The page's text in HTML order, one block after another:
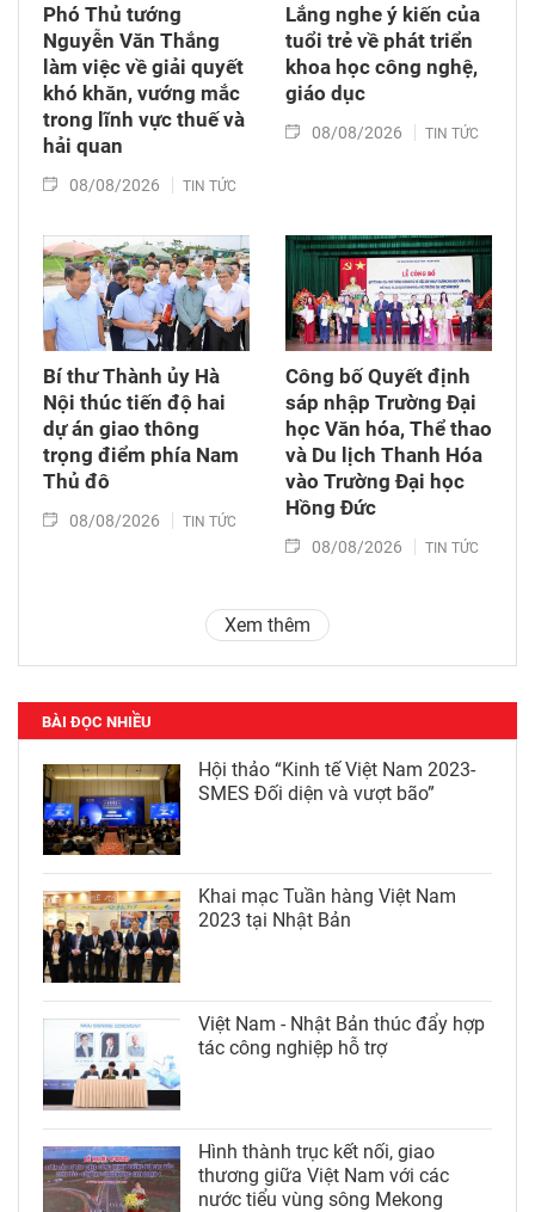
Phó Thủ tướng
Nguyễn Văn Thắng
làm việc về giải quyết
khó khăn, vướng mắc
trong lĩnh vực thuế và
hải quan
08/08/2026 TIN TỨC
Lắng nghe ý kiến của
tuổi trẻ về phát triển
khoa học công nghệ,
giáo dục
08/08/2026 TIN TỨC
Bí thư Thành ủy Hà
Nội thúc tiến độ hai
dự án giao thông
trọng điểm phía Nam
Thủ đô
08/08/2026 TIN TỨC
Công bố Quyết định
sáp nhập Trường Đại
học Văn hóa, Thể thao
và Du lịch Thanh Hóa
vào Trường Đại học
Hồng Đức
08/08/2026 TIN TỨC
Xem thêm
BÀI ĐỌC NHIỀU
Hội thảo “Kinh tế Việt Nam 2023-
SMES Đối diện và vượt bão”
Khai mạc Tuần hàng Việt Nam
2023 tại Nhật Bản
Việt Nam - Nhật Bản thúc đẩy hợp
tác công nghiệp hỗ trợ
Hình thành trục kết nối, giao
thương giữa Việt Nam với các
nước tiểu vùng sông Mekong